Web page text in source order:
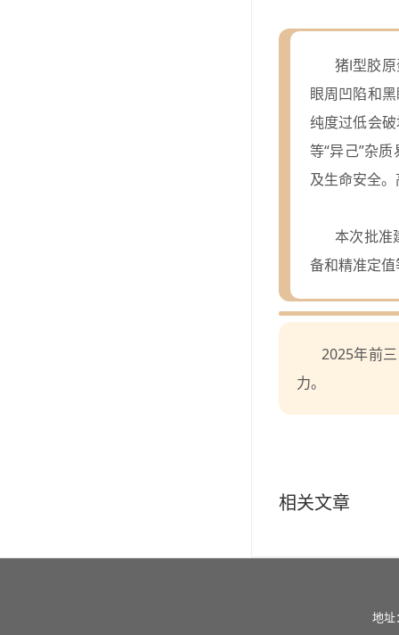
猪Ⅰ型胶
眼周凹陷和
纯度过低会
等“异己”杂
及生命安全
本次批准
备和精准定
2025年前
力。
相关文章
地址